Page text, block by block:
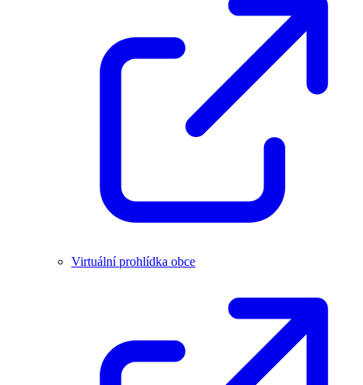
Virtuální prohlídka obce